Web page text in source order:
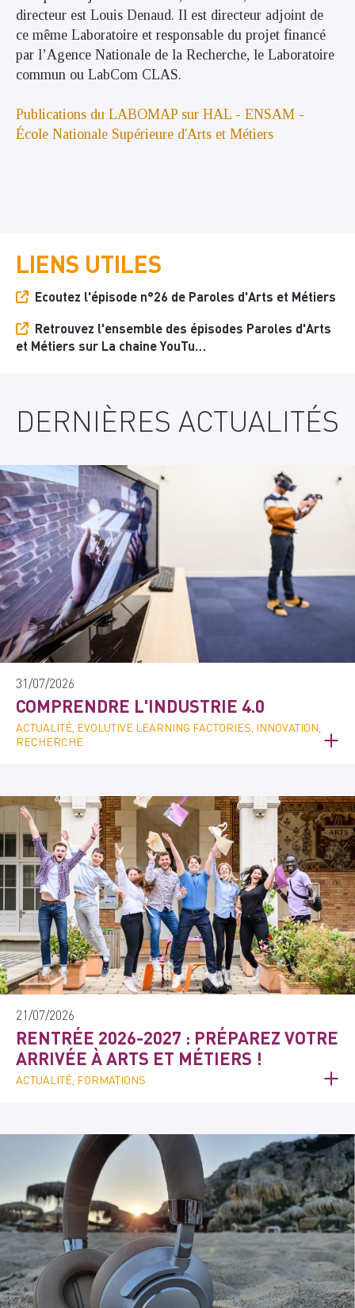
directeur est Louis Denaud. Il est directeur adjoint de
ce même Laboratoire et responsable du projet financé
par l’Agence Nationale de la Recherche, le Laboratoire
commun ou LabCom CLAS.
Publications du LABOMAP sur HAL - ENSAM -
École Nationale Supérieure d'Arts et Métiers
LIENS UTILES
Ecoutez l'épisode n°26 de Paroles d'Arts et Métiers
Retrouvez l'ensemble des épisodes Paroles d'Arts
et Métiers sur La chaine YouTu…
DERNIÈRES ACTUALITÉS
31/07/2026
COMPRENDRE L'INDUSTRIE 4.0
ACTUALITÉ, EVOLUTIVE LEARNING FACTORIES, INNOVATION,
RECHERCHE
21/07/2026
RENTRÉE 2026-2027 : PRÉPAREZ VOTRE
ARRIVÉE À ARTS ET MÉTIERS !
ACTUALITÉ, FORMATIONS